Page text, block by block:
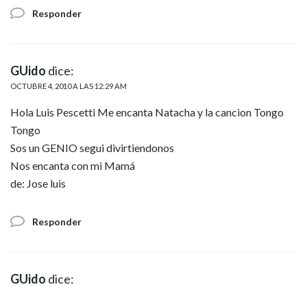
Responder
GUido dice:
OCTUBRE 4, 2010 A LAS 12:29 AM
Hola Luis Pescetti Me encanta Natacha y la cancion Tongo
Tongo
Sos un GENIO segui divirtiendonos
Nos encanta con mi Mamá
de: Jose luis
Responder
GUido dice: